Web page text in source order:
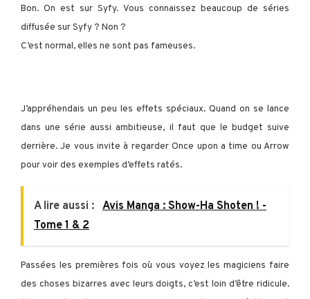
Bon. On est sur Syfy. Vous connaissez beaucoup de séries
diffusée sur Syfy ? Non ?
C’est normal, elles ne sont pas fameuses.
J’appréhendais un peu les effets spéciaux. Quand on se lance
dans une série aussi ambitieuse, il faut que le budget suive
derrière. Je vous invite à regarder Once upon a time ou Arrow
pour voir des exemples d’effets ratés.
A lire aussi : Avis Manga : Show-Ha Shoten ! -
Tome 1 & 2
Passées les premières fois où vous voyez les magiciens faire
des choses bizarres avec leurs doigts, c’est loin d’être ridicule.